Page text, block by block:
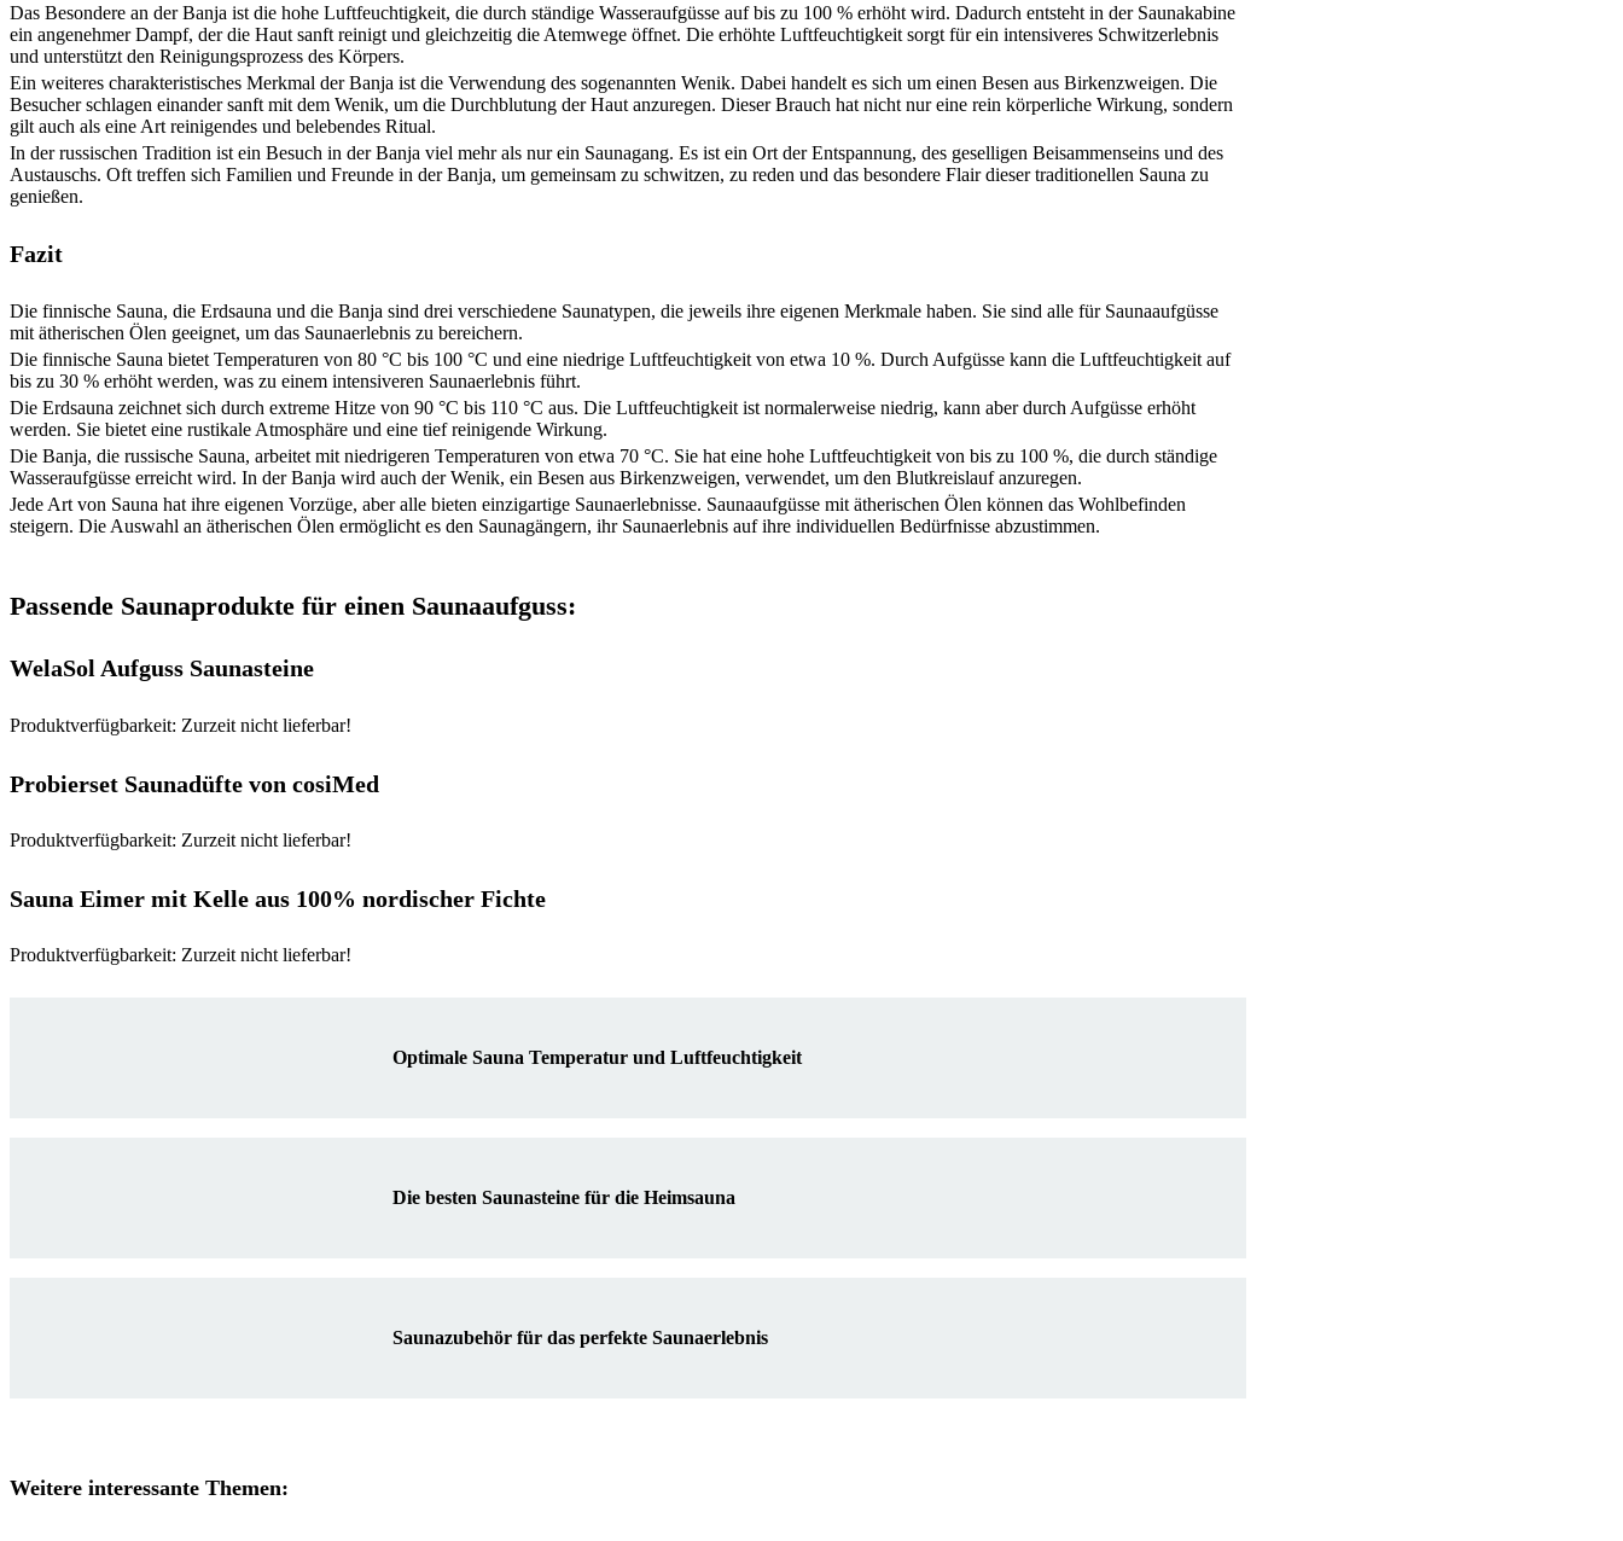
Das Besondere an der Banja ist die hohe Luftfeuchtigkeit, die durch ständige Wasseraufgüsse auf bis zu 100 % erhöht wird. Dadurch entsteht in der Saunakabine
ein angenehmer Dampf, der die Haut sanft reinigt und gleichzeitig die Atemwege öffnet. Die erhöhte Luftfeuchtigkeit sorgt für ein intensiveres Schwitzerlebnis
und unterstützt den Reinigungsprozess des Körpers.
Ein weiteres charakteristisches Merkmal der Banja ist die Verwendung des sogenannten Wenik. Dabei handelt es sich um einen Besen aus Birkenzweigen. Die
Besucher schlagen einander sanft mit dem Wenik, um die Durchblutung der Haut anzuregen. Dieser Brauch hat nicht nur eine rein körperliche Wirkung, sondern
gilt auch als eine Art reinigendes und belebendes Ritual.
In der russischen Tradition ist ein Besuch in der Banja viel mehr als nur ein Saunagang. Es ist ein Ort der Entspannung, des geselligen Beisammenseins und des
Austauschs. Oft treffen sich Familien und Freunde in der Banja, um gemeinsam zu schwitzen, zu reden und das besondere Flair dieser traditionellen Sauna zu
genießen.
Fazit
Die finnische Sauna, die Erdsauna und die Banja sind drei verschiedene Saunatypen, die jeweils ihre eigenen Merkmale haben. Sie sind alle für Saunaaufgüsse
mit ätherischen Ölen geeignet, um das Saunaerlebnis zu bereichern.
Die finnische Sauna bietet Temperaturen von 80 °C bis 100 °C und eine niedrige Luftfeuchtigkeit von etwa 10 %. Durch Aufgüsse kann die Luftfeuchtigkeit auf
bis zu 30 % erhöht werden, was zu einem intensiveren Saunaerlebnis führt.
Die Erdsauna zeichnet sich durch extreme Hitze von 90 °C bis 110 °C aus. Die Luftfeuchtigkeit ist normalerweise niedrig, kann aber durch Aufgüsse erhöht
werden. Sie bietet eine rustikale Atmosphäre und eine tief reinigende Wirkung.
Die Banja, die russische Sauna, arbeitet mit niedrigeren Temperaturen von etwa 70 °C. Sie hat eine hohe Luftfeuchtigkeit von bis zu 100 %, die durch ständige
Wasseraufgüsse erreicht wird. In der Banja wird auch der Wenik, ein Besen aus Birkenzweigen, verwendet, um den Blutkreislauf anzuregen.
Jede Art von Sauna hat ihre eigenen Vorzüge, aber alle bieten einzigartige Saunaerlebnisse. Saunaaufgüsse mit ätherischen Ölen können das Wohlbefinden
steigern. Die Auswahl an ätherischen Ölen ermöglicht es den Saunagängern, ihr Saunaerlebnis auf ihre individuellen Bedürfnisse abzustimmen.
Passende Saunaprodukte für einen Saunaaufguss:
WelaSol Aufguss Saunasteine
Produktverfügbarkeit: Zurzeit nicht lieferbar!
Probierset Saunadüfte von cosiMed
Produktverfügbarkeit: Zurzeit nicht lieferbar!
Sauna Eimer mit Kelle aus 100% nordischer Fichte
Produktverfügbarkeit: Zurzeit nicht lieferbar!
Optimale Sauna Temperatur und Luftfeuchtigkeit
Die besten Saunasteine für die Heimsauna
Saunazubehör für das perfekte Saunaerlebnis
Weitere interessante Themen: